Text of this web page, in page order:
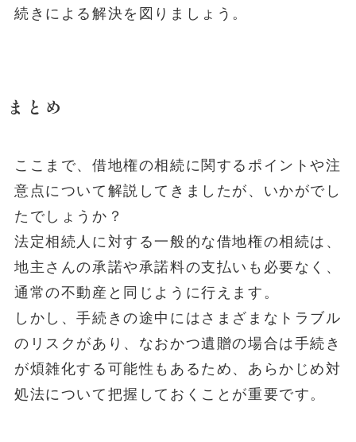
続きによる解決を図りましょう。
まとめ
ここまで、借地権の相続に関するポイントや注
意点について解説してきましたが、いかがでし
たでしょうか？
法定相続人に対する一般的な借地権の相続は、
地主さんの承諾や承諾料の支払いも必要なく、
通常の不動産と同じように行えます。
しかし、手続きの途中にはさまざまなトラブル
のリスクがあり、なおかつ遺贈の場合は手続き
が煩雑化する可能性もあるため、あらかじめ対
処法について把握しておくことが重要です。